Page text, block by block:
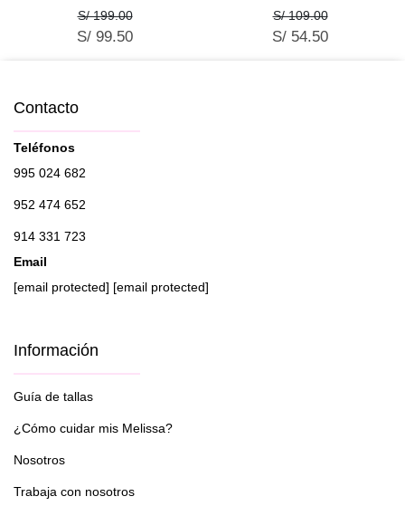
S/ 199.00
S/ 99.50
S/ 109.00
S/ 54.50
Contacto
Teléfonos
995 024 682
952 474 652
914 331 723
Email
[email protected] [email protected]
Información
Guía de tallas
¿Cómo cuidar mis Melissa?
Nosotros
Trabaja con nosotros